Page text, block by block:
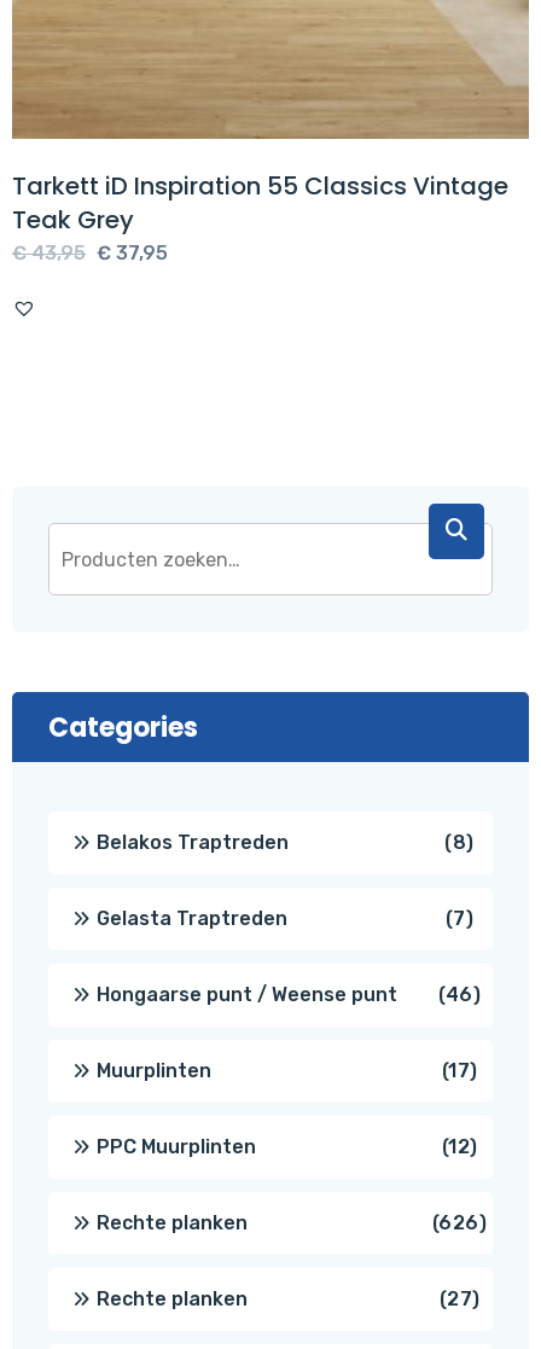
Tarkett iD Inspiration 55 Classics Vintage
Teak Grey
€43,95 Oorspronkelijke
€ 37,95
Categories
Belakos Traptreden 88
Gelasta Traptreden 77
Hongaarse punt / Weense punt 4646
Muurplinten 1717
PPC Muurplinten 1212
Rechte planken 626626
Rechte planken 2727